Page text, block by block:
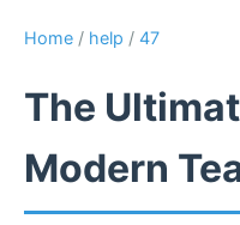
Home / help / 47
The
Modern